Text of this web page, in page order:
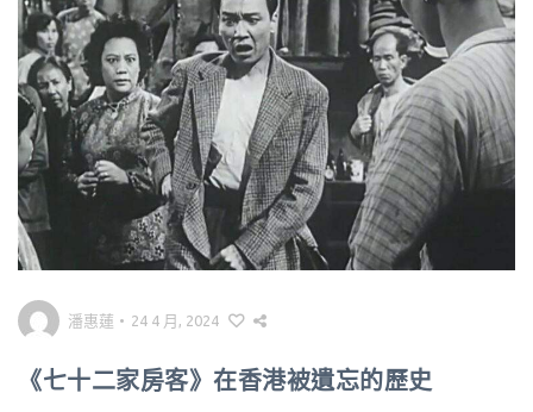
潘惠蓮 • 24 4 月, 2024
《七十二家房客》在香港被遺忘的歷史